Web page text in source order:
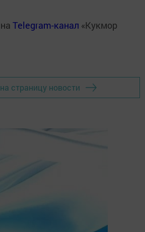
Telegram-канал «Кукмор
страницу новости